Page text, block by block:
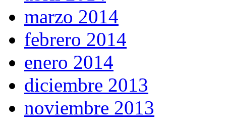
marzo 2014
febrero 2014
enero 2014
diciembre 2013
noviembre 2013